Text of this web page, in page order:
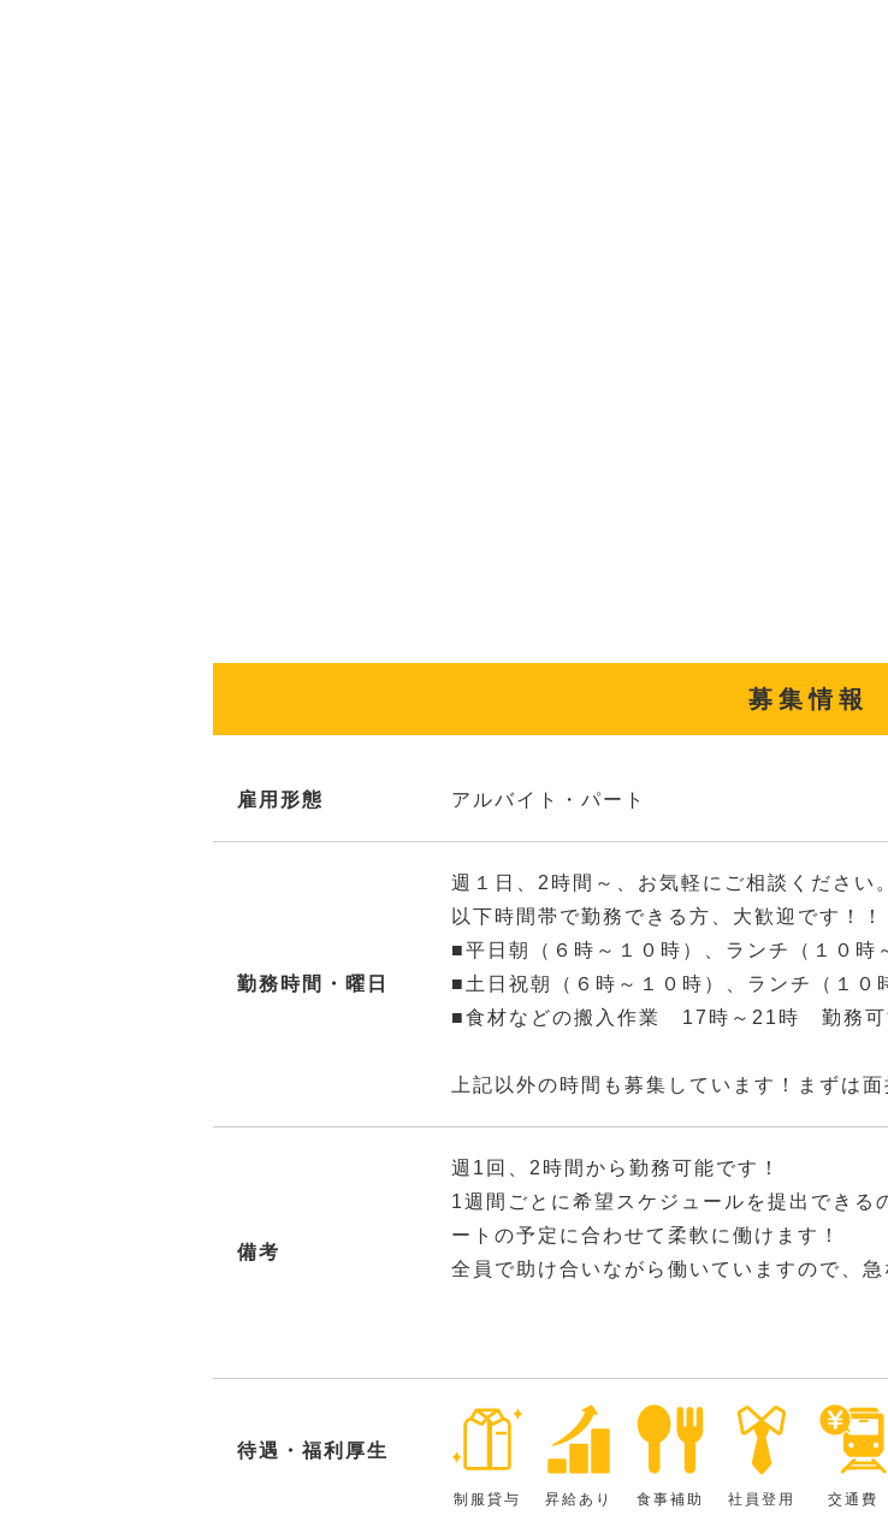
募集情報
雇用形態 アルバイト・パート
勤務時間・曜日
週１日、2時間～、お気軽にご相談ください。
以下時間帯で勤務できる方、大歓迎です！！
■平日朝（６時～１０時）、ランチ（１０時
■土日祝朝（６時～１０時）、ランチ（１０
■食材などの搬入作業 17時～21時 勤務可
上記以外の時間も募集しています！まずは
備考
週1回、2時間から勤務可能です！
1週間ごとに希望スケジュールを提出できる
ートの予定に合わせて柔軟に働けます！
全員で助け合いながら働いていますので、
待遇・福利厚生
制服貸与 昇給あり 食事補助 社員登用 交通費